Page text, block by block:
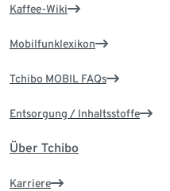
Kaffee-Wiki
Mobilfunklexikon
Tchibo MOBIL FAQs
Entsorgung / Inhaltsstoffe
Über Tchibo
Karriere